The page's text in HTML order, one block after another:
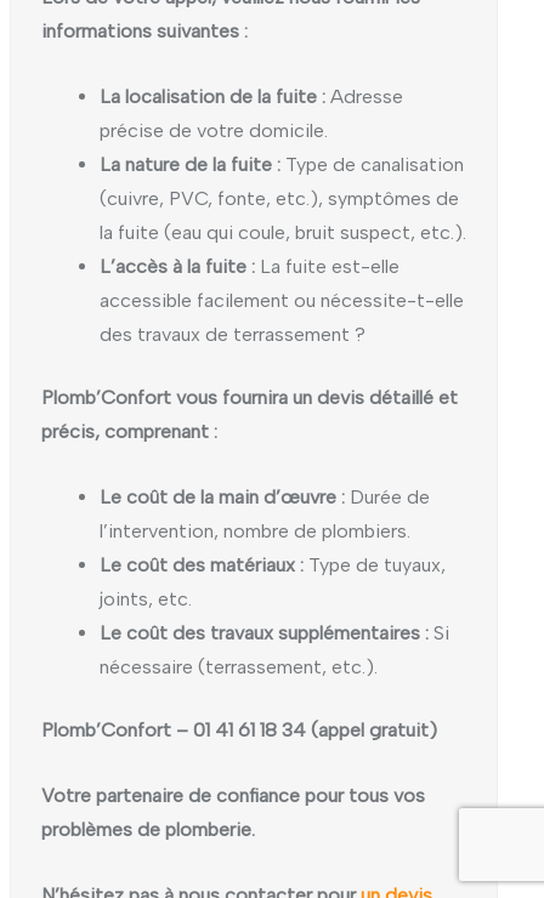
informations suivantes :
La localisation de la fuite : Adresse
précise de votre domicile.
La nature de la fuite : Type de canalisation
(cuivre, PVC, fonte, etc.), symptômes de
la fuite (eau qui coule, bruit suspect, etc.).
L’accès à la fuite : La fuite est-elle
accessible facilement ou nécessite-t-elle
des travaux de terrassement ?
Plomb’Confort vous fournira un devis détaillé et
précis, comprenant :
Le coût de la main d’œuvre : Durée de
l’intervention, nombre de plombiers.
Le coût des matériaux : Type de tuyaux,
joints, etc.
Le coût des travaux supplémentaires : Si
nécessaire (terrassement, etc.).
Plomb’Confort – 01 41 61 18 34 (appel gratuit)
Votre partenaire de confiance pour tous vos
problèmes de plomberie.